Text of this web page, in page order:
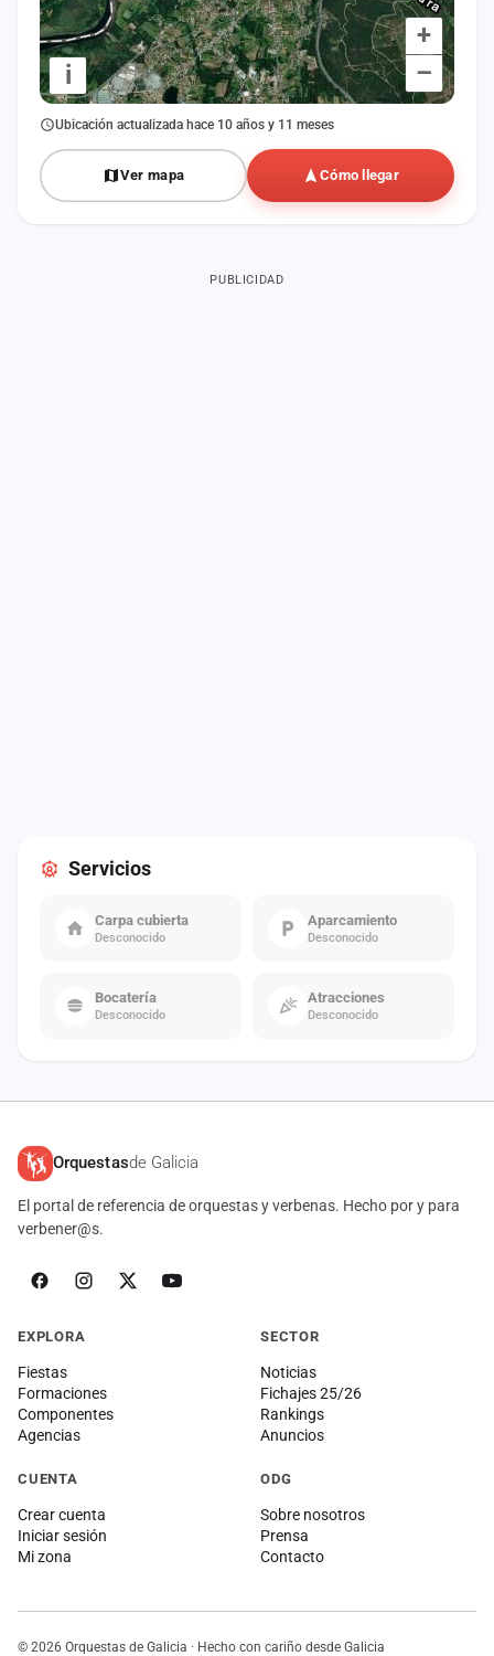
+
–
i
Ubicación actualizada hace 10 años y 11 meses
Ver mapa Cómo llegar
Servicios
Carpa cubierta
Desconocido
Aparcamiento
Desconocido
Bocatería
Desconocido
Atracciones
Desconocido
PUBLICIDAD
Orquestasde Galicia
El portal de referencia de orquestas y verbenas. Hecho por y para
verbener@s.
EXPLORA
Fiestas
Formaciones
Componentes
Agencias
SECTOR
Noticias
Fichajes 25/26
Rankings
Anuncios
CUENTA
Crear cuenta
Iniciar sesión
Mi zona
ODG
Sobre nosotros
Prensa
Contacto
© 2026 Orquestas de Galicia · Hecho con cariño desde Galicia